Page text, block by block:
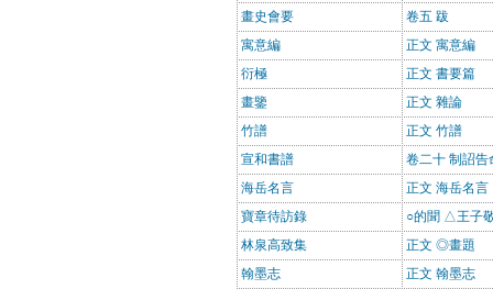
畫史會要
卷五 跋
寓意編
正文 寓意編
衍極
正文 書要篇
畫鑒
正文 雜論
竹譜
正文 竹譜
宣和書譜
卷二十 制詔告
海岳名言
正文 海岳名言
寶章待訪錄
○的聞 △王
林泉高致集
正文 ◎畫題
翰墨志
正文 翰墨志